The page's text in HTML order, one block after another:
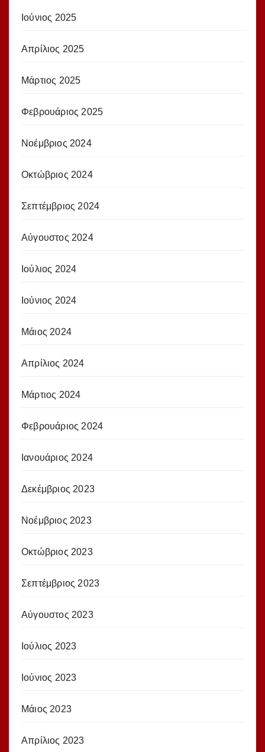
Ιούνιος 2025
Απρίλιος 2025
Μάρτιος 2025
Φεβρουάριος 2025
Νοέμβριος 2024
Οκτώβριος 2024
Σεπτέμβριος 2024
Αύγουστος 2024
Ιούλιος 2024
Ιούνιος 2024
Μάιος 2024
Απρίλιος 2024
Μάρτιος 2024
Φεβρουάριος 2024
Ιανουάριος 2024
Δεκέμβριος 2023
Νοέμβριος 2023
Οκτώβριος 2023
Σεπτέμβριος 2023
Αύγουστος 2023
Ιούλιος 2023
Ιούνιος 2023
Μάιος 2023
Απρίλιος 2023